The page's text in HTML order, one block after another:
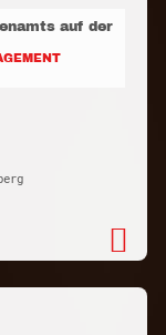
auf der